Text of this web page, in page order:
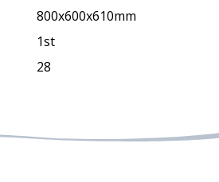
800x600x610mm
1st
28